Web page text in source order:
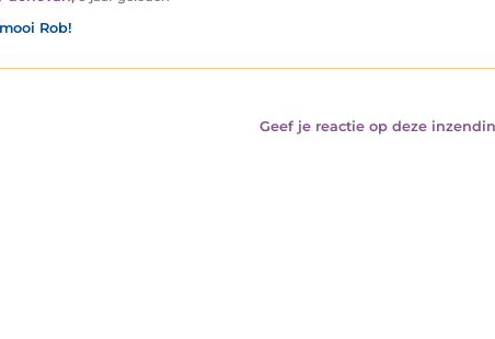
Rob!
Geef je reactie op deze